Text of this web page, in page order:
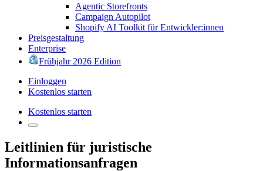
Agentic Storefronts
Campaign Autopilot
Shopify AI Toolkit für Entwickler:innen
Preisgestaltung
Enterprise
Frühjahr 2026 Edition
Einloggen
Kostenlos starten
Kostenlos starten
Leitlinien für juristische
Informationsanfragen